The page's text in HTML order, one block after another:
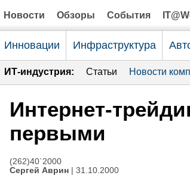
Новости Обзоры События
Инновации Инфраструктура
ИТ-индустрия: Статьи Новости
Интернет-
первыми
(262)40`2000
Сергей Аврин | 31.10.2000